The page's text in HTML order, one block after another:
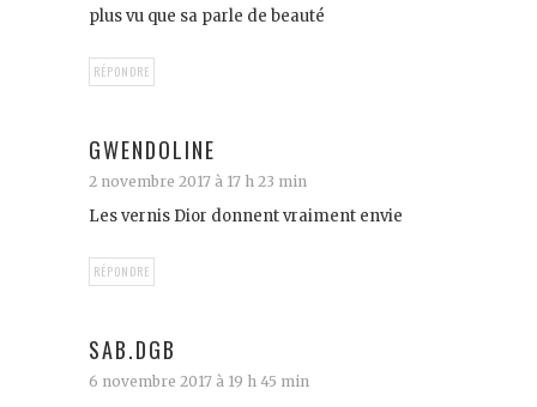
plus vu que sa parle de beauté
RÉPONDRE
GWENDOLINE
2 novembre 2017 à 17 h 23 min
Les vernis Dior donnent vraiment envie
RÉPONDRE
SAB.DGB
6 novembre 2017 à 19 h 45 min